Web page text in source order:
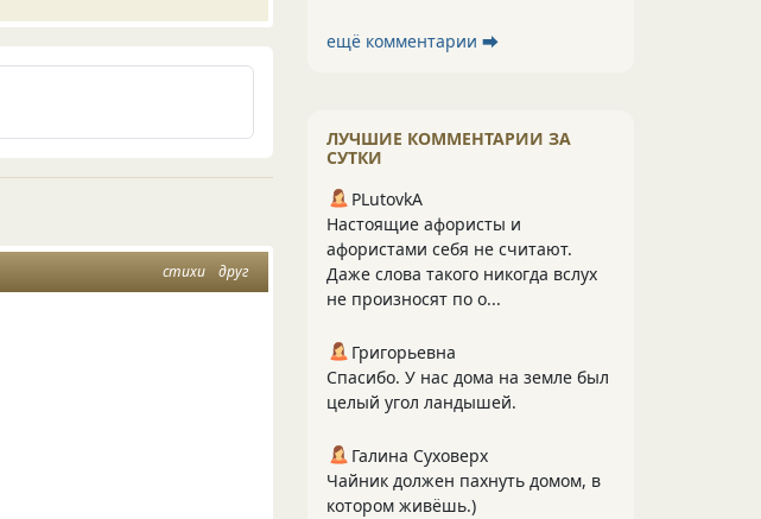
стихи друг
ещё комментарии ⮕
ЛУЧШИЕ КОММЕНТАРИИ ЗА
СУТКИ
PLutоvkА
Настоящие афористы и
афористами себя не считают.
Даже слова такого никогда вслух
не произносят по о...
Григорьевна
Спасибо. У нас дома на земле был
целый угол ландышей.
Галина Суховерх
Чайник должен пахнуть домом, в
котором живёшь.)